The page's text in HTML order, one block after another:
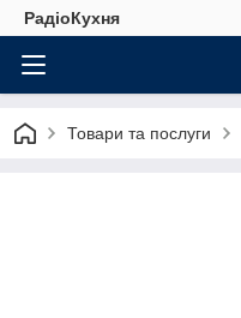
РадіоКухня
Товари та послуги